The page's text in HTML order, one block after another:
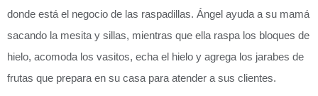
donde está el negocio de las raspadillas. Ángel ayuda a su mamá
sacando la mesita y sillas, mientras que ella raspa los bloques de
hielo, acomoda los vasitos, echa el hielo y agrega los jarabes de
frutas que prepara en su casa para atender a sus clientes.